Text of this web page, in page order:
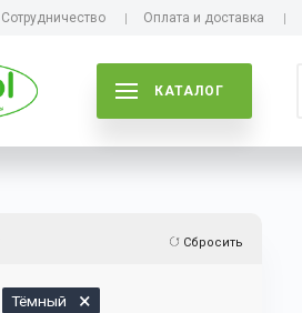
Сотрудничество Оплата и доставка
КАТАЛОГ
Сбросить
Тёмный